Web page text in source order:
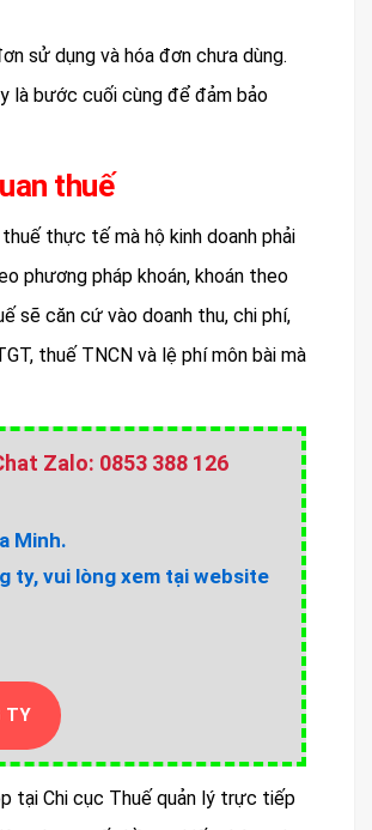
sử dụng và hóa đơn chưa dùng.
là bước cuối cùng để đảm bảo
thuế
thực tế mà hộ kinh doanh phải
phương pháp khoán, khoán theo
sẽ căn cứ vào doanh thu, chi phí,
thuế TNCN và lệ phí môn bài mà
Zalo: 0853 388 126
Minh.
ty, vui lòng xem tại website
TY
tại Chi cục Thuế quản lý trực tiếp